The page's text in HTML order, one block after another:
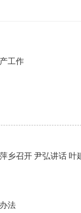
工作
乡召开 尹弘讲话 叶
法